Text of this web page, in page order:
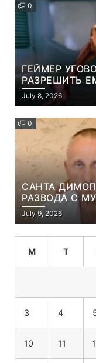
0
ГЕЙМЕР
РАЗРЕШИТЬ
ЧТО ЭТО
УБИЙСТВО
July 8, 2026
0
САНТА
РАЗВОДА С
July 9, 2026
M T
3 4
10 11